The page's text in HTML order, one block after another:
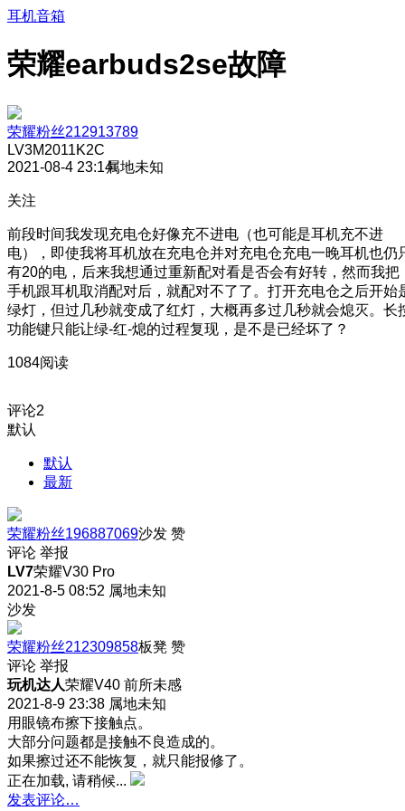
耳机音箱
荣耀earbuds2se故障
荣耀粉丝212913789
LV3M2011K2C
2021-08-4 23:14属地未知
关注
前段时间我发现充电仓好像充不进电（也可能是耳机充不进
电），即使我将耳机放在充电仓并对充电仓充电一晚耳机也仍
有20的电，后来我想通过重新配对看是否会有好转，然而我把
手机跟耳机取消配对后，就配对不了了。打开充电仓之后开始
绿灯，但过几秒就变成了红灯，大概再多过几秒就会熄灭。长
功能键只能让绿-红-熄的过程复现，是不是已经坏了？
1084阅读
评论2
默认
默认
最新
荣耀粉丝196887069沙发 赞
评论 举报
LV7荣耀V30 Pro
2021-8-5 08:52 属地未知
沙发
荣耀粉丝212309858板凳 赞
评论 举报
玩机达人荣耀V40 前所未感
2021-8-9 23:38 属地未知
用眼镜布擦下接触点。
大部分问题都是接触不良造成的。
如果擦过还不能恢复，就只能报修了。
正在加载, 请稍候...
发表评论…